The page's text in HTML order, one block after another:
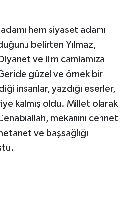
hem siyaset adamı
belirten Yılmaz,
ve ilim camiamıza
güzel ve örnek bir
insanlar, yazdığı eserler,
kalmış oldu. Millet olarak
mekanını cennet
ve başsağlığı